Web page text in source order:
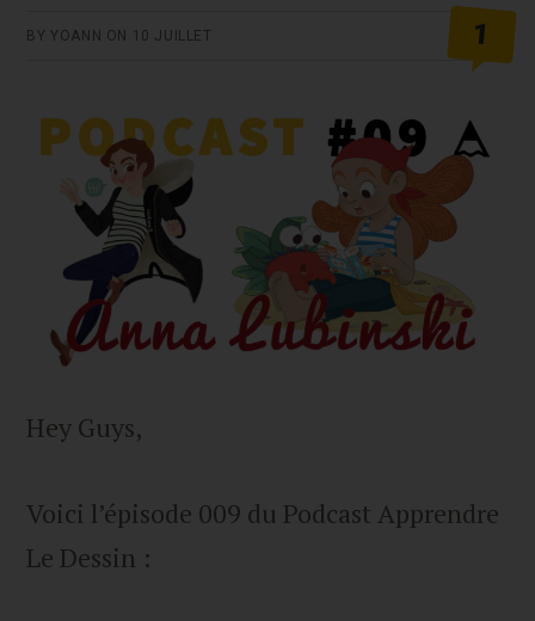
BY YOANN ON 10 JUILLET 1
Hey Guys,
Voici l’épisode 009 du Podcast Apprendre
Le Dessin :